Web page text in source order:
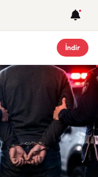
İndir